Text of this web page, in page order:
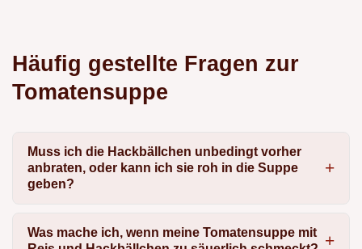
Häufig gestellte Fragen zur
Tomatensuppe
Muss ich die Hackbällchen unbedingt vorher
anbraten, oder kann ich sie roh in die Suppe
geben?
Was mache ich, wenn meine Tomatensuppe mit